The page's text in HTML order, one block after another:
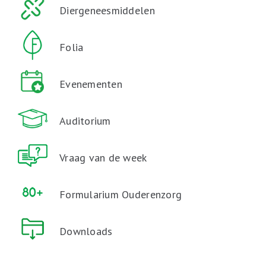
Diergeneesmiddelen
Folia
Evenementen
Auditorium
Vraag van de week
Formularium Ouderenzorg
Downloads